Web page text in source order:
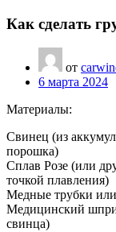
Как сделать
от
6 марта 2024
Материалы:
Свинец (из
порошка)
Сплав Розе (или
точкой плавления)
Медные трубки
Медицинский
свинца)